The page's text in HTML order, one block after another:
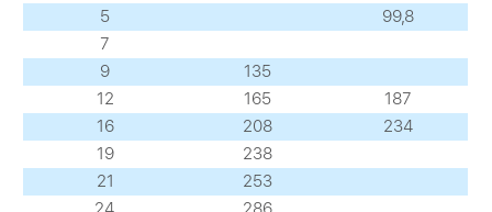
5
99,8
7
9
135
12
165
187
16
208
234
19
238
21
253